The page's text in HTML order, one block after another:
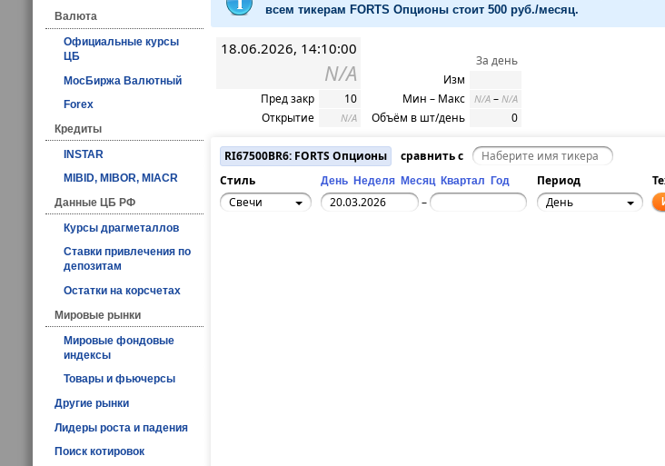
Валюта
Официальные курсы
ЦБ
МосБиржа Валютный
Forex
Кредиты
INSTAR
MIBID, MIBOR, MIACR
Данные ЦБ РФ
Курсы драгметаллов
Ставки привлечения по
депозитам
Остатки на корсчетах
Мировые рынки
Мировые фондовые
индексы
Товары и фьючерсы
Другие рынки
Лидеры роста и падения
Поиск котировок
всем тикерам FORTS Опционы стоит 500 руб./месяц.
18.06.2026, 14:10:00
N/A
Пред закр
10
Открытие
N/A
За день
Изм
Мин – Макс
N/A – N/A
Объём в шт/день 0
RI67500BR6: FORTS Опционы
сравнить с
Стиль
День Неделя Месяц Квартал Год Период
Свечи
– День